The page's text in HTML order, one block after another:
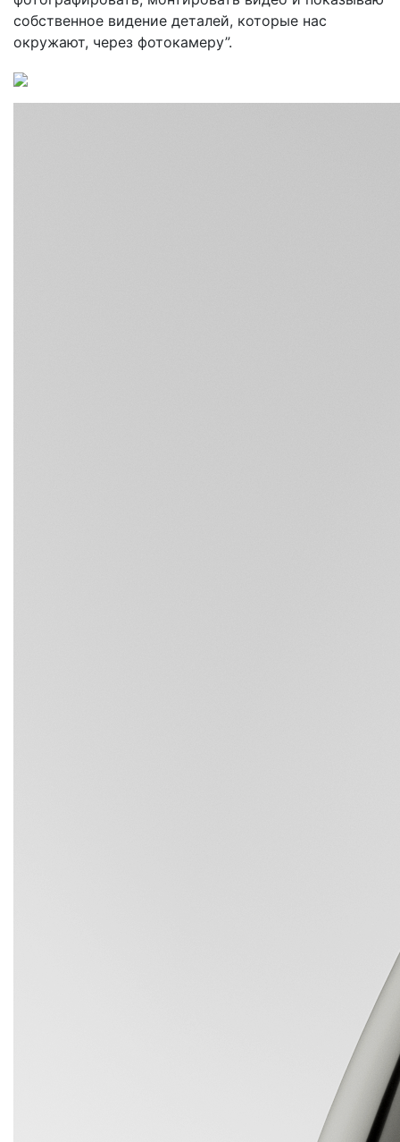
собственное видение деталей, которые нас
окружают, через фотокамеру”.